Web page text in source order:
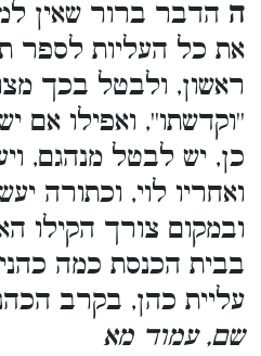
ה הדבר ברור שאין
את כל העליות לספר
ראשון, ולבטל בכך
''וקדשתו'', ואפילו אם
כן, יש לבטל מנהגם,
ואחריו לוי, וכתורה
ובמקום צורך הקילו
בבית הכנסת כמה
עליית כהן, בקרב
שם, עמוד מא